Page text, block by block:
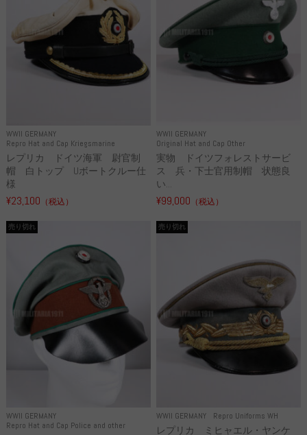
WWII GERMANY
Repro Hat and Cap Kriegsmarine
レプリカ ドイツ海軍 尉官制
帽 白トップ Uボートクルー仕
様
¥23,100 （税込）
WWII GERMANY
Original Hat and Cap Other
実物 ドイツフォレストサービ
ス 兵・下士官用制帽 状態良
い...
¥99,000 （税込）
WWII GERMANY
Repro Hat and Cap Police and other
売り切れ
WWII GERMANY Repro Uniforms WH
売り切れ
レプリカ ミヒャエル・ヤンケ